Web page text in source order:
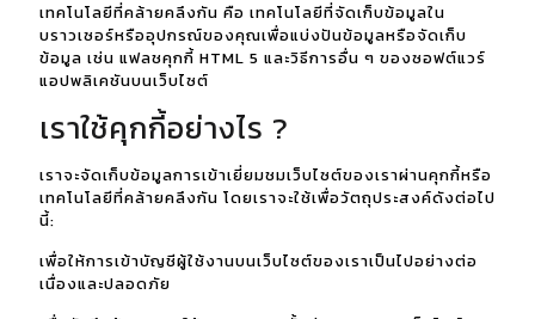
เทคโนโลยีที่คล้ายคลึงกัน คือ เทคโนโลยีที่จัดเก็บข้อมูลใน
บราวเซอร์หรืออุปกรณ์ของคุณเพื่อแบ่งปันข้อมูลหรือจัดเก็บ
ข้อมูล เช่น แฟลชคุกกี้ HTML 5 และวิธีการอื่น ๆ ของซอฟต์แวร์
แอปพลิเคชันบนเว็บไซต์
เราใช้คุกกี้อย่างไร ?
เราจะจัดเก็บข้อมูลการเข้าเยี่ยมชมเว็บไซต์ของเราผ่านคุกกี้หรือ
เทคโนโลยีที่คล้ายคลึงกัน โดยเราจะใช้เพื่อวัตถุประสงค์ดังต่อไป
นี้:
เพื่อให้การเข้าบัญชีผู้ใช้งานบนเว็บไซต์ของเราเป็นไปอย่างต่อ
เนื่องและปลอดภัย